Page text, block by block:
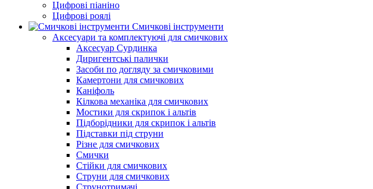
Цифрові піаніно
Цифрові роялі
Смичкові інструменти
Аксесуари та комплектуючі для смичкових
Аксесуар Сурдинка
Диригентські палички
Засоби по догляду за смичковими
Камертони для смичкових
Каніфоль
Кілкова механіка для смичкових
Мостики для скрипок і альтів
Підборiдники для скрипок і альтів
Підставки під струни
Різне для смичкових
Смички
Стійки для смичкових
Струни для смичкових
Струнотримачі